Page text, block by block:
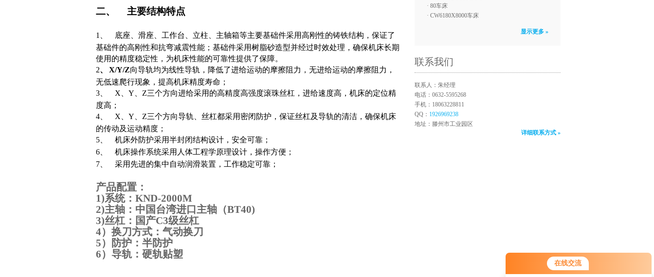
在线交流
您好！欢迎前来咨询，很高兴为您
服务，请问您要咨询什么问题呢？
二、 主要结构特点
1、
底座、滑座、工作台、立柱、主轴箱等主要基础件采用高刚性的铸铁结构，保证了
基础件的高刚性和抗弯减震性能；基础件采用树脂砂造型并经过时效处理，确保机床长期
使用的精度稳定性，为机床性能的可靠性提供了保障。
2、 X/Y/Z向导轨均为线性导轨 ，降低了进给运动的摩擦阻力 ， 无进给运动的摩擦阻力，
无低速爬行现象，提高机床精度寿命；
3、
X、Y、Z三个方向进给采用的高精度高强度滚珠丝杠，进给速度高，机床的定位精
度高；
4、
X、Y、Z三个方向导轨、丝杠都采用密闭防护，保证丝杠及导轨的清洁，确保机床
的传动及运动精度；
5、
机床外防护采用半封闭结构设计，安全可靠；
6、
机床操作系统采用人体工程学原理设计，操作方便；
7、
采用先进的集中 自动润滑装置，工作稳定可靠；
产品配置：
1)系统：KND-2000M
2)主轴：中国台湾进口主轴（BT40)
3)丝杠：国产C3级丝杠
4）换刀方式：气动换刀
5）防护：半防护
6）导轨：硬轨贴塑
· 80车床
· CW6180X8000车床
显示更多 »
联系我们
联系人：朱经理
电话：0632-5595268
手机：18063228811
QQ： 1926969238
地址：滕州市工业园区
详细联系方式 »